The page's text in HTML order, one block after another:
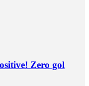
Zero gol